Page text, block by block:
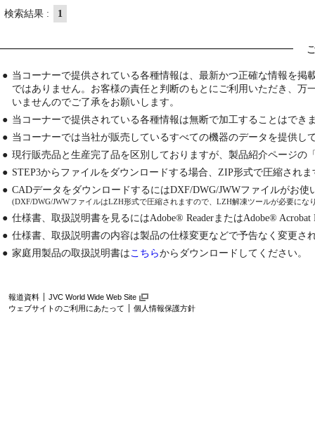
検索結果 : 1
● 当コーナーで提供されている各種情報は、最新かつ正確な情報を
ではありません。お客様の責任と判断のもとにご利用いただき、
いませんのでご了承をお願いします。
● 当コーナーで提供されている各種情報は無断で加工することはでき
● 当コーナーでは当社が販売しているすべての機器のデータを提供し
● 現行販売品と生産完了品を区別しておりますが、製品紹介ページ
● STEP3からファイルをダウンロードする場合、ZIP形式で圧縮され
● CADデータをダウンロードするにはDXF/DWG/JWWファイルがお
(DXF/DWG/JWWファイルはLZH形式で圧縮されますので、LZH解凍ツールが必要にな
● 仕様書、取扱説明書を見るにはAdobe® ReaderまたはAdobe® Acrobat
● 仕様書、取扱説明書の内容は製品の仕様変更などで予告なく変更さ
● 家庭用製品の取扱説明書はこちらからダウンロードしてください。
報道資料
JVC World Wide Web Site
ウェブサイトのご利用にあたって
個人情報保護方針